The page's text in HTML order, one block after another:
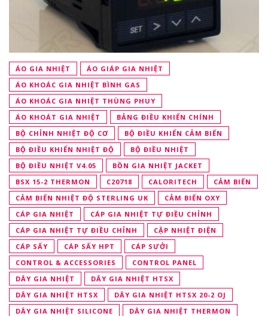
ÁO GIA NHIỆT
ÁO GIÁP GIA NHIỆT
ÁO KHOÁC GIA NHIỆT BÌNH GAS
ÁO KHOÁC GIA NHIỆT THÙNG PHUY
ÁO KHOÁT GIA NHIỆT
BẢNG ĐIỀU KHIỂN CHÍNH
BỘ CHỈNH NHIỆT ĐỘ CƠ
BỘ ĐIỀU KHIỂN CẢM BIẾN
BỘ ĐIỀU KHIỂN NHIỆT ĐỘ
BỘ ĐIỀU NHIỆT
BỘ ĐIỀU NHIỆT V4.05
BỒN GIA NHIỆT JACKET
BSX 15-2 THERMON
C20718 CALORITECH
CẢM BIẾN
CẢM BIẾN NHIỆT ĐỘ STERLING UK
CẢM BIẾN OXY
CÁP GIA NHIỆT
CÁP GIA NHIỆT TỰ ĐIỀU CHỈNH
CÁP GIA NHIỆT TỰ ĐIỀU CHỈNH
CẶP NHIỆT ĐIỆN
CÁP SẤY
CÁP SẤY HPT
CÁP SƯỞI
CONTROL & ACCESSORIES
CONTROL PANEL
DÂY GIA NHIỆT
DÂY GIA NHIỆT HTSX
DÂY GIA NHIỆT HTSX
DÂY GIA NHIỆT HTSX 20-2 OJ
DÂY GIA NHIỆT SILICONE
DÂY GIA NHIỆT THERMON